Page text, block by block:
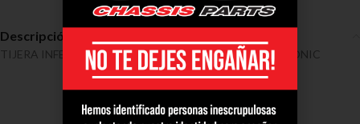
Descripción
TIJERA INFERIOR DERECHA COMPLETA CHEVROLET SONIC